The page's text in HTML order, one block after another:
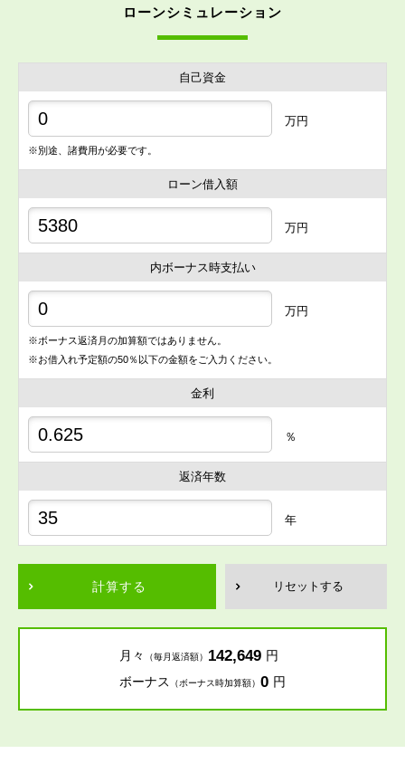
ローンシミュレーション
自己資金
万円
※別途、諸費用が必要です。
ローン借入額
万円
内ボーナス時支払い
万円
※ボーナス返済月の加算額ではありません。
※お借入れ予定額の50％以下の金額をご入力ください。
金利
％
返済年数
年
計算する リセットする
月々 （毎月返済額） 142,649 円
ボーナス
（ボーナス時加算額） 0 円